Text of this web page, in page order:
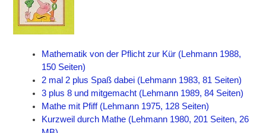
Mathematik von der Pflicht zur Kür (Lehmann 1988,
150 Seiten)
2 mal 2 plus Spaß dabei (Lehmann 1983, 81 Seiten)
3 plus 8 und mitgemacht (Lehmann 1989, 84 Seiten)
Mathe mit Pfiff (Lehmann 1975, 128 Seiten)
Kurzweil durch Mathe (Lehmann 1980, 201 Seiten, 26